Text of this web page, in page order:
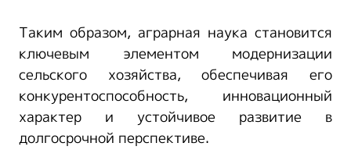
Таким образом, аграрная наука становится
ключевым элементом модернизации
сельского хозяйства, обеспечивая его
конкурентоспособность, инновационный
характер и устойчивое развитие в
долгосрочной перспективе.